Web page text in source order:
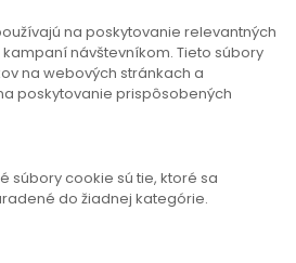
na poskytovanie relevantných
návštevníkom. Tieto súbory
na webových stránkach a
poskytovanie prispôsobených
súbory cookie sú tie, ktoré sa
do žiadnej kategórie.